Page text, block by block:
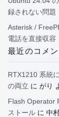
録されない問題
Asterisk /
電話を直接収容
最近のコメン
RTX1210 系統
の両立 に がり
Flash Operator
ストール に 中